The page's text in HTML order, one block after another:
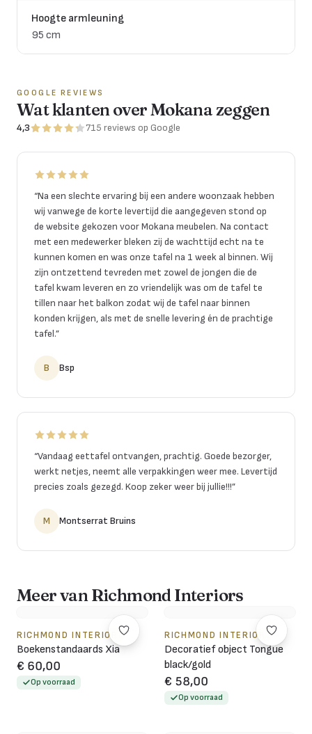
Hoogte armleuning
95 cm
GOOGLE REVIEWS
Wat klanten over Mokana zeggen
4,3 715 reviews op Google
“Na een slechte ervaring bij een andere woonzaak hebben
wij vanwege de korte levertijd die aangegeven stond op
de website gekozen voor Mokana meubelen. Na contact
met een medewerker bleken zij de wachttijd echt na te
kunnen komen en was onze tafel na 1 week al binnen. Wij
zijn ontzettend tevreden met zowel de jongen die de
tafel kwam leveren en zo vriendelijk was om de tafel te
tillen naar het balkon zodat wij de tafel naar binnen
konden krijgen, als met de snelle levering én de prachtige
tafel.”
B Bsp
“Vandaag eettafel ontvangen, prachtig. Goede bezorger,
werkt netjes, neemt alle verpakkingen weer mee. Levertijd
precies zoals gezegd. Koop zeker weer bij jullie!!!”
M Montserrat Bruins
Meer van Richmond Interiors
RICHMOND INTERIORS
Boekenstandaards Xia
€ 60,00
Op voorraad
RICHMOND INTERIORS
Decoratief object Tongue
black/gold
€ 58,00
Op voorraad